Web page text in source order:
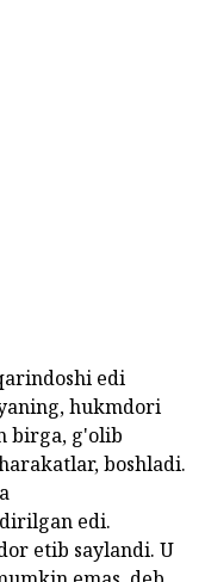
edi
hukmdori
birga, g'olib
boshladi.
edi.
etib saylandi. U